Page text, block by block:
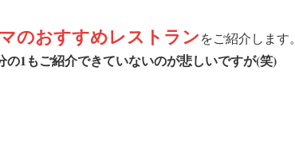
のおすすめレストランをご紹介します。
の1もご紹介できていないのが悲しいですが(笑)